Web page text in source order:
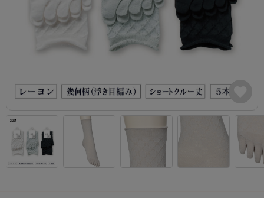
レッグウェア
ストッキング
- 無地ストッキング
- ショート丈ストッキング
- 着圧ストッキング
- パンティ部レスストッキング
タイツ
インナーウェア
ブラジャー
- ワイヤーブラ
- ブラトップ
ショーツ
- レギュラーショーツ
ライフスタイルウェア
トップス
ルームウェア・パジャマ
アクティブ・スポーツ
- スポーツブラ
レッグウエア
ソックス・靴下
クルー・レギュラー丈ソックス
ハイソックス
インナーウエア
メンズパンツ
トランクス
Tバック・ビキニ
肌着・インナー
ライフスタイルウェア
トップス
ルームウェア・パジャマ
レッグウエア
タイツ
ソックス・靴下
スニーカー丈・くるぶし丈ソックス
ハイソックス
スクールソックス
インナーウエア
ブラジャー
ワイヤーブラ
スポーツブラ
ショーツ
レギュラーショーツ
ブランドから探す
AZGI
クリアビューティアクティブ
フェイクタイツ
hotto comfort
お悩み別ガードル
私に似合う、ストッキング選び
タイツの選び方
ご利用ガイド
はじめての方へ
よくある質問（FAQ）